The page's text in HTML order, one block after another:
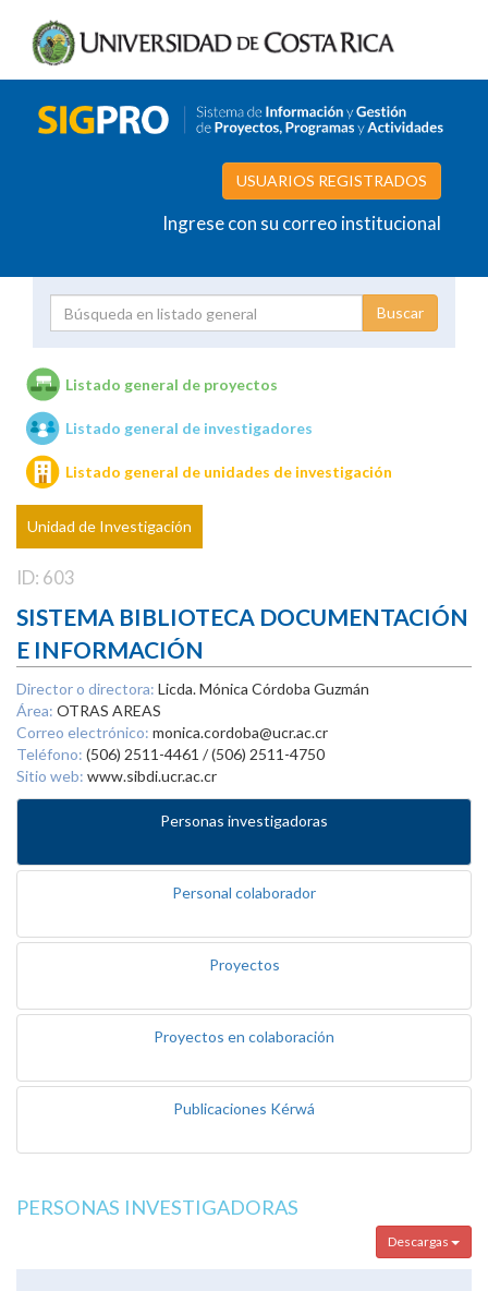
USUARIOS REGISTRADOS
Ingrese con su correo institucional
Unidades de investigación
Listado general de proyectos
Listado general de investigadores
Listado general de unidades de investigación
Unidad de Investigación
ID: 603
SISTEMA BIBLIOTECA DOCUMENTACIÓN
E INFORMACIÓN
Director o directora: Licda. Mónica Córdoba Guzmán
Área: OTRAS AREAS
Correo electrónico: monica.cordoba@ucr.ac.cr
Teléfono: (506) 2511-4461 / (506) 2511-4750
Sitio web: www.sibdi.ucr.ac.cr
Personas investigadoras
Personal colaborador
Proyectos
Proyectos en colaboración
Publicaciones Kérwá
PERSONAS INVESTIGADORAS
Descargas